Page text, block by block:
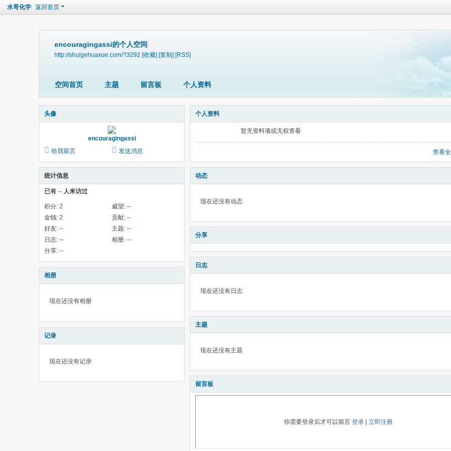
水哥化学 返回首页
encouragingassi的个人空间
http://shuigehuaxue.com/?3292 [收藏] [复制] [RSS]
空间首页 主题 留言板 个人资料
头像
encouragingassi
给我留言
发送消息
统计信息
已有 -- 人来访过
积分: 2 威望: --
金钱: 2 贡献: --
好友: -- 主题: --
日志: -- 相册: --
分享: --
相册
现在还没有相册
记录
现在还没有记录
个人资料
暂无资料项或无权查看
查看
动态
现在还没有动态
分享
日志
现在还没有日志
主题
现在还没有主题
留言板
你需要登录后才可以留言 登录 立即注册